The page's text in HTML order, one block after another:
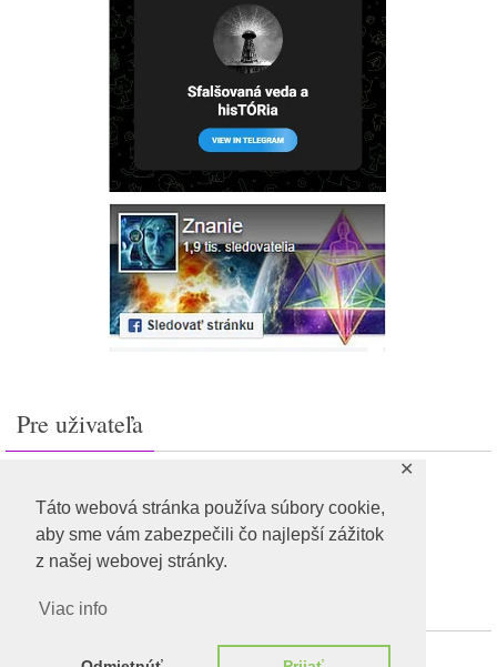
Táto webová stránka používa súbory cookie,
aby sme vám zabezpečili čo najlepší zážitok
z našej webovej stránky.
Viac info
✕
Pre uživateľa
Feed záznamov
RSS feed komentárov
WordPress.org